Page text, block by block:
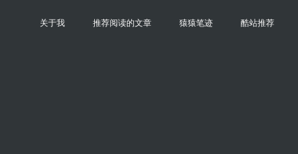
关于我 推荐阅读的文章 猿猿笔迹 酷站推荐